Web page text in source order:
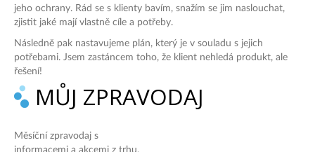
jeho ochrany. Rád se s klienty bavím, snažím se jim naslouchat,
zjistit jaké mají vlastně cíle a potřeby.
Následně pak nastavujeme plán, který je v souladu s jejich
potřebami. Jsem zastáncem toho, že klient nehledá produkt, ale
řešení!
MŮJ ZPRAVODAJ
Měsíční zpravodaj s
informacemi a akcemi z trhu,